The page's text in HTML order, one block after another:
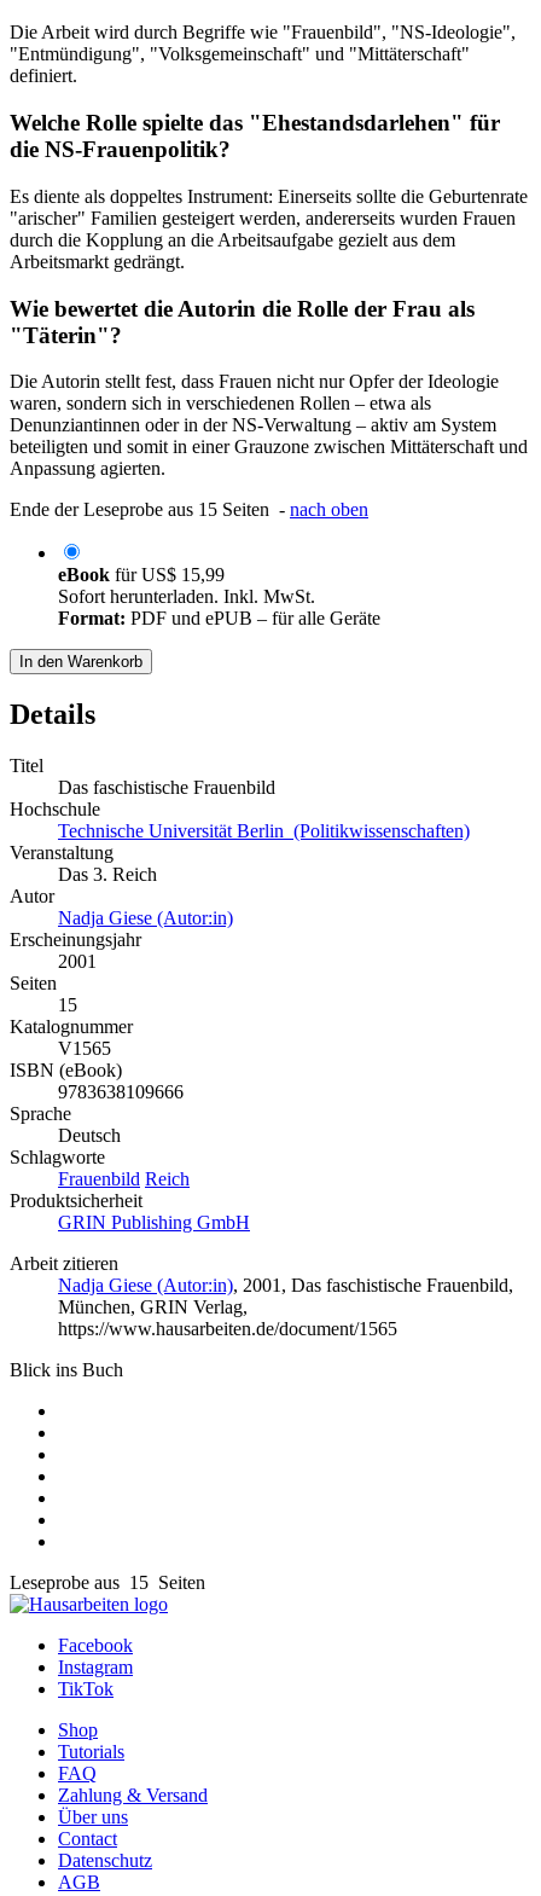
Die Arbeit wird durch Begriffe wie "Frauenbild", "NS-Ideologie",
"Entmündigung", "Volksgemeinschaft" und "Mittäterschaft"
definiert.
Welche Rolle spielte das "Ehestandsdarlehen" für
die NS-Frauenpolitik?
Es diente als doppeltes Instrument: Einerseits sollte die Geburtenrate
"arischer" Familien gesteigert werden, andererseits wurden Frauen
durch die Kopplung an die Arbeitsaufgabe gezielt aus dem
Arbeitsmarkt gedrängt.
Wie bewertet die Autorin die Rolle der Frau als
"Täterin"?
Die Autorin stellt fest, dass Frauen nicht nur Opfer der Ideologie
waren, sondern sich in verschiedenen Rollen – etwa als
Denunziantinnen oder in der NS-Verwaltung – aktiv am System
beteiligten und somit in einer Grauzone zwischen Mittäterschaft und
Anpassung agierten.
Ende der Leseprobe aus 15 Seiten - nach oben
eBook fürUS$ 15,99
Sofort herunterladen. Inkl. MwSt.
Format: PDF und ePUB – für alle Geräte
In den Warenkorb
Details
Titel
Das faschistische Frauenbild
Hochschule
Technische Universität Berlin (Politikwissenschaften)
Veranstaltung
Das 3. Reich
Autor
Nadja Giese (Autor:in)
Erscheinungsjahr
2001
Seiten
15
Katalognummer
V1565
ISBN (eBook)
9783638109666
Sprache
Deutsch
Schlagworte
Frauenbild Reich
Produktsicherheit
GRIN Publishing GmbH
Arbeit zitieren
Nadja Giese (Autor:in), 2001, Das faschistische Frauenbild,
München, GRIN Verlag,
https://www.hausarbeiten.de/document/1565
Blick ins Buch
Leseprobe aus 15 Seiten
Facebook
Instagram
TikTok
Shop
Tutorials
FAQ
Zahlung & Versand
Über uns
Contact
Datenschutz
AGB